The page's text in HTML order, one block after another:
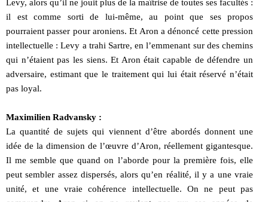
Levy, alors qu’il ne jouit plus de la maîtrise de toutes ses facultés :
il est comme sorti de lui-même, au point que ses propos
pourraient passer pour aroniens. Et Aron a dénoncé cette pression
intellectuelle : Levy a trahi Sartre, en l’emmenant sur des chemins
qui n’étaient pas les siens. Et Aron était capable de défendre un
adversaire, estimant que le traitement qui lui était réservé n’était
pas loyal.
Maximilien Radvansky :
La quantité de sujets qui viennent d’être abordés donnent une
idée de la dimension de l’œuvre d’Aron, réellement gigantesque.
Il me semble que quand on l’aborde pour la première fois, elle
peut sembler assez dispersés, alors qu’en réalité, il y a une vraie
unité, et une vraie cohérence intellectuelle. On ne peut pas